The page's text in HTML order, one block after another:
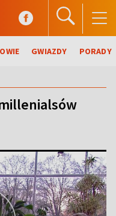
GWIAZDY PORADY